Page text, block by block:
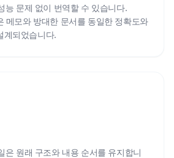
능 문제 없이 번역할 수 있습니다.
메모와 방대한 문서를 동일한 정확도와
계되었습니다.
은 원래 구조와 내용 순서를 유지합니